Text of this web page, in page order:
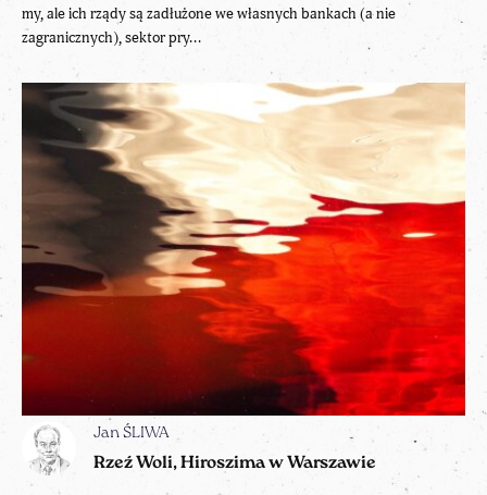
my, ale ich rządy są zadłużone we własnych bankach (a nie
zagranicznych), sektor pry...
Jan ŚLIWA
Rzeź Woli, Hiroszima w Warszawie